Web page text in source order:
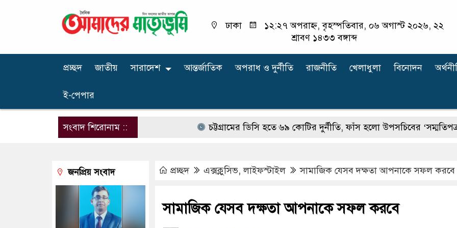
ঢাকা
১২:২৭ অপরাহ্ন, বৃহস্পতিবার, ০৬ অগাস্ট ২০২৬, ২২
শ্রাবণ ১৪৩৩ বঙ্গাব্দ
প্রচ্ছদ জাতীয় সারাদেশ আন্তর্জাতিক অপরাধ ‍ও দুর্নীতি রাজনীতি খেলাধুলা বিনোদন
ই-পেপার
সংবাদ শিরোনাম :: চট্টগ্রামের ডিসি হতে ৬৯ কোটির দুর্নীতি, ফাঁস হলো উপসচিবের ‘সম্মতিপত্র’
প্রচ্ছদ এক্সক্লুসিভ,লাইফস্টাইল সামাজিক যেসব দক্ষতা আপনাকে সফল করবে
সামাজিক যেসব দক্ষতা আপনাকে সফল করবে
জনপ্রিয় সংবাদ